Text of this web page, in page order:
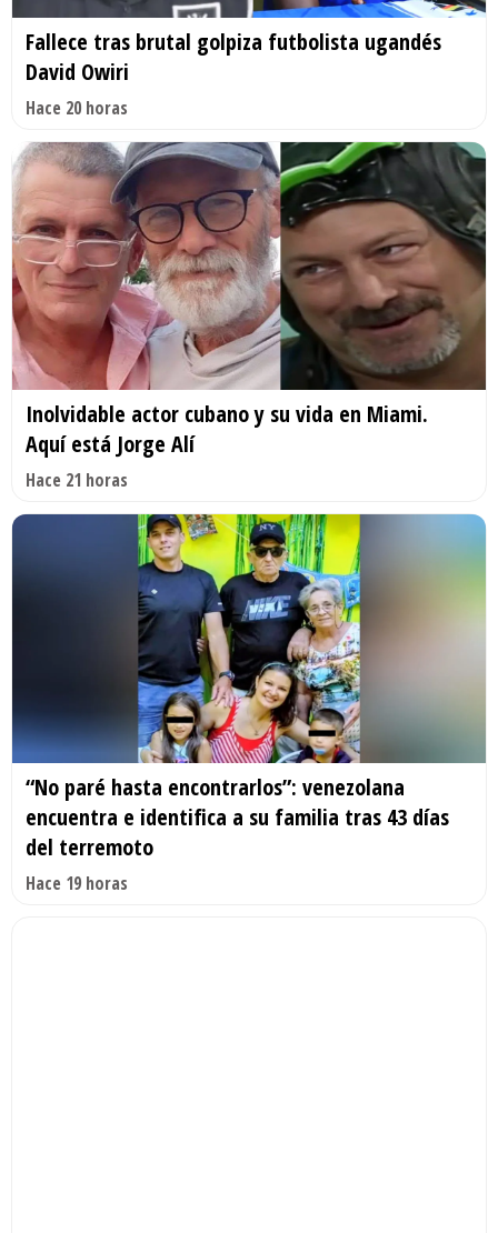
Fallece tras brutal golpiza futbolista ugandés
David Owiri
Hace 20 horas
Inolvidable actor cubano y su vida en Miami.
Aquí está Jorge Alí
Hace 21 horas
“No paré hasta encontrarlos”: venezolana
encuentra e identifica a su familia tras 43 días
del terremoto
Hace 19 horas